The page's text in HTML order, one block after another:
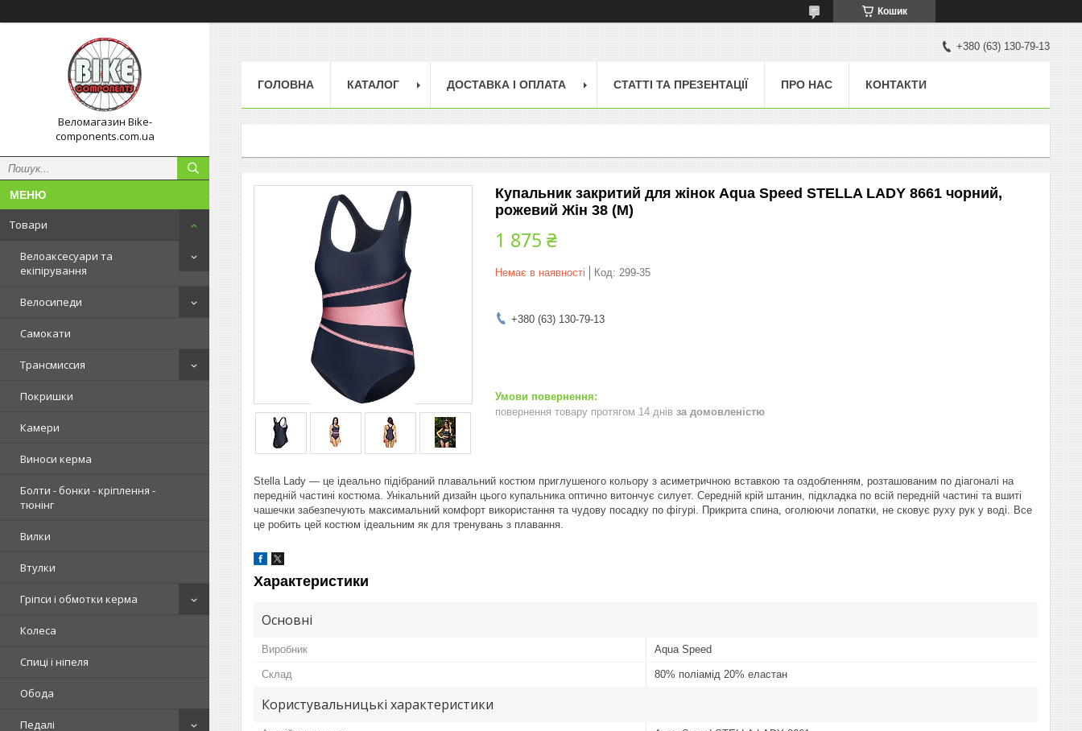
Кошик
Веломагазин Bike-
components.com.ua
Товари
Велоаксесуари та
екіпірування
Велосипеди
Самокати
Трансмиссия
Покришки
Камери
Виноси керма
Болти - бонки - кріплення -
тюнінг
Вилки
Втулки
Гріпси і обмотки керма
Колеса
Спиці і ніпеля
Обода
Педалі
+380 (63) 130-79-13
ГОЛОВНА КАТАЛОГ ДОСТАВКА І ОПЛАТА СТАТТІ ТА ПРЕЗЕНТАЦІЇ ПРО НАС КОНТАКТИ
Купальник закритий для жінок Aqua Speed STELLA LADY 8661 чорний,
рожевий Жін 38 (M)
1 875 ₴
Немає в наявності Код: 299-35
+380 (63) 130-79-13
повернення товару протягом 14 днів за домовленістю
Stella Lady — це ідеально підібраний плавальний костюм приглушеного кольору з асиметричною вставкою та оздобленням, розташованим по діагоналі на
передній частині костюма. Унікальний дизайн цього купальника оптично витончує силует. Середній крій штанин, підкладка по всій передній частині та вшиті
чашечки забезпечують максимальний комфорт використання та чудову посадку по фігурі. Прикрита спина, оголюючи лопатки, не сковує руху рук у воді. Все
це робить цей костюм ідеальним як для тренувань з плавання.
Характеристики
Основні
Виробник Aqua Speed
Склад 80% поліамід 20% еластан
Користувальницькі характеристики